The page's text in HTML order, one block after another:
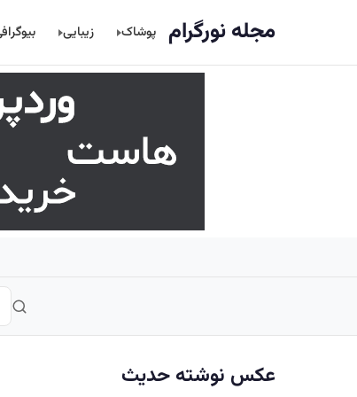
مجله نورگرام پوشاک زیبایی
عکس نوشته حدیث